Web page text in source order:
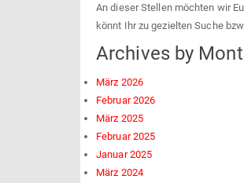
An dieser Stellen möchten wir
könnt Ihr zu gezielten Suche
Archives by
März 2026
Februar 2026
März 2025
Februar 2025
Januar 2025
März 2024